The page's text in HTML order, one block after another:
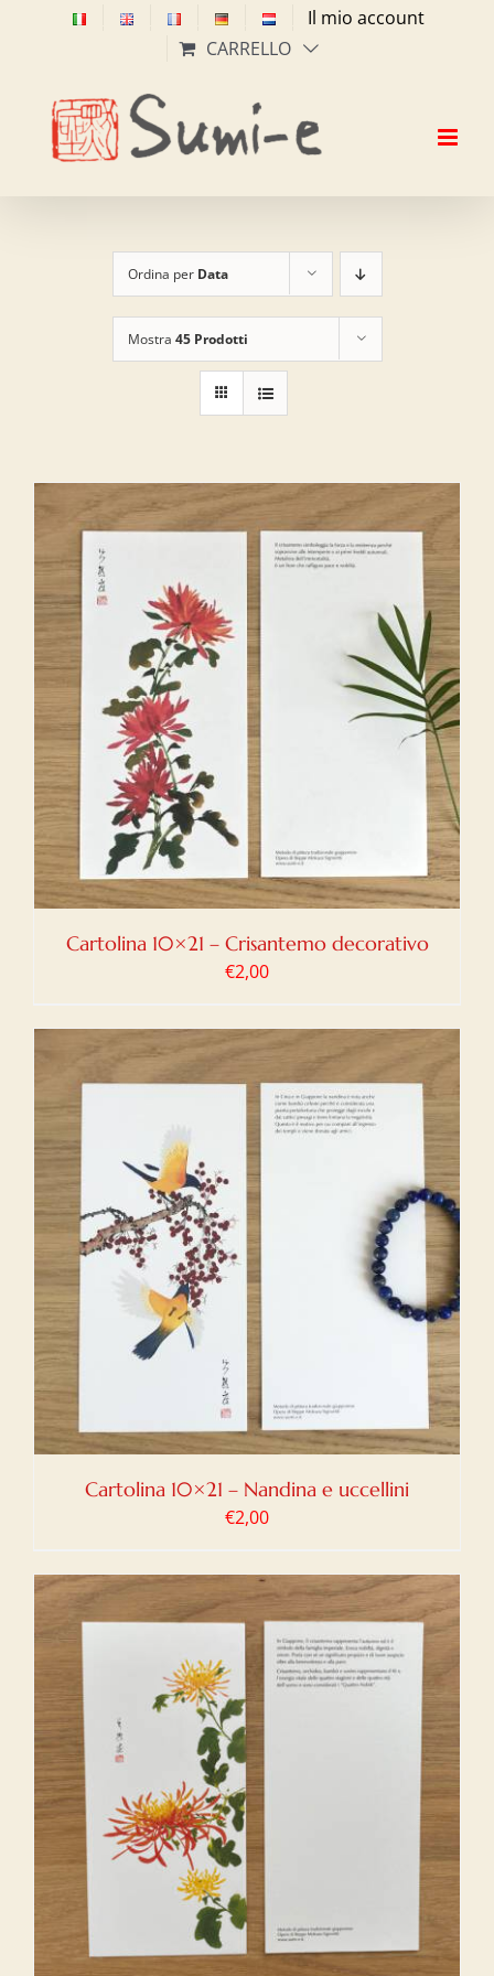
Il mio account
CARRELLO
Ordina per Data
Mostra 45 Prodotti
Cartolina 10×21 – Crisantemo decorativo
€2,00
Cartolina 10×21 – Nandina e uccellini
€2,00